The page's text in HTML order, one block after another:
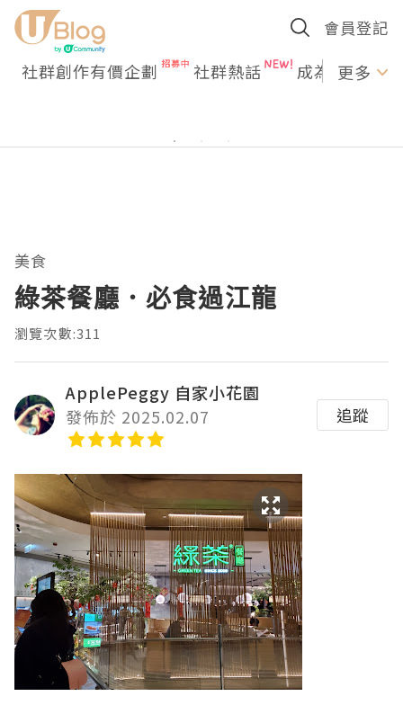
會員登記
社群創作有價企劃 社群熱話 成為U更多
美食
綠茶餐廳．必食過江龍
瀏覽次數:311
ApplePeggy 自家小花園
發佈於 2025.02.07
追蹤